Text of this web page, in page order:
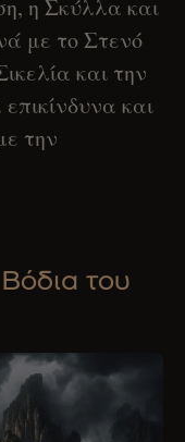
η Σκύλλα και
με το Στενό
και την
και
την
του